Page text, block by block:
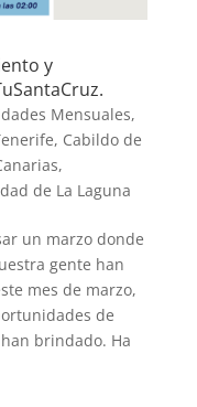
y
Mensuales,
, Cabildo de
,
de La Laguna
un marzo donde
gente han
mes de marzo,
de
brindado. Ha